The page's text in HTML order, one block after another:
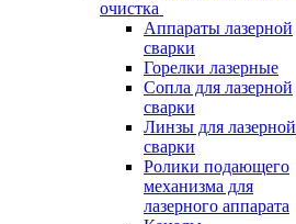
очистка
Аппараты лазерной
сварки
Горелки лазерные
Сопла для лазерной
сварки
Линзы для лазерной
сварки
Ролики подающего
механизма для
лазерного аппарата